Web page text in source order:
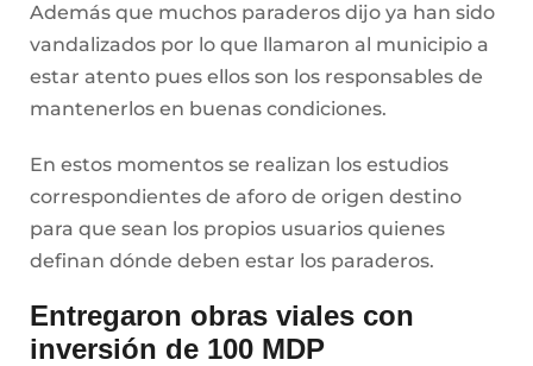
Además que muchos paraderos dijo ya han sido
vandalizados por lo que llamaron al municipio a
estar atento pues ellos son los responsables de
mantenerlos en buenas condiciones.
En estos momentos se realizan los estudios
correspondientes de aforo de origen destino
para que sean los propios usuarios quienes
definan dónde deben estar los paraderos.
Entregaron obras viales con
inversión de 100 MDP